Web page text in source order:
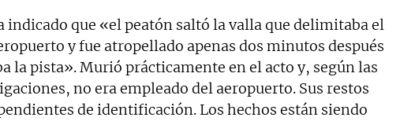
indicado que «el peatón saltó la valla que delimitaba el
y fue atropellado apenas dos minutos después
la pista». Murió prácticamente en el acto y, según las
no era empleado del aeropuerto. Sus restos
de identificación. Los hechos están siendo